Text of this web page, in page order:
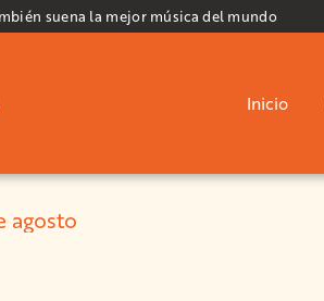
suena la mejor música del mundo
Inicio
agosto